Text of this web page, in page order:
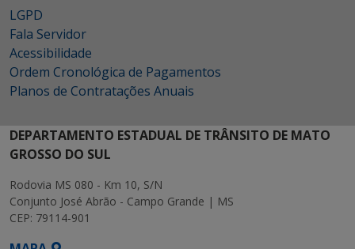
LGPD
Fala Servidor
Acessibilidade
Ordem Cronológica de Pagamentos
Planos de Contratações Anuais
DEPARTAMENTO ESTADUAL DE TRÂNSITO DE MATO
GROSSO DO SUL
Rodovia MS 080 - Km 10, S/N
Conjunto José Abrão - Campo Grande | MS
CEP: 79114-901